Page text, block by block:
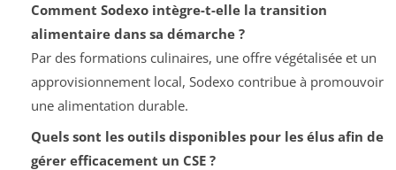
Comment Sodexo intègre-t-elle la transition
alimentaire dans sa démarche ?
Par des formations culinaires, une offre végétalisée et un
approvisionnement local, Sodexo contribue à promouvoir
une alimentation durable.
Quels sont les outils disponibles pour les élus afin de
gérer efficacement un CSE ?